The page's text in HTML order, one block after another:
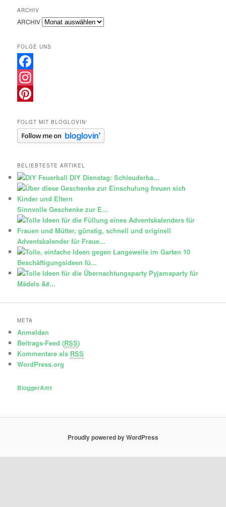
ARCHIV
ARCHIV
FOLGE UNS
Facebook
Instagram
FOLGT MIT BLOGLOVIN‘
BELIEBTESTE ARTIKEL
DIY Dienstag: Schleuderba...
Sinnvolle Geschenke zur E...
Adventskalender für Fraue...
10
Beschäftigungsideen fü...
Pyjamaparty für
Mädels &#...
META
Anmelden
Beitrags-Feed (RSS)
Kommentare als RSS
WordPress.org
BloggerAmt
Proudly powered by WordPress